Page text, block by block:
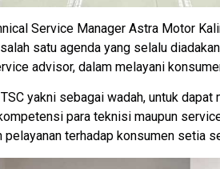
Service Manager Astra Motor
satu agenda yang selalu
advisor, dalam melayani
yakni sebagai wadah, untuk
para teknisi maupun
terhadap konsumen setia